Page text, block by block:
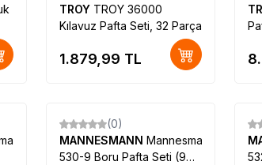
TROY TROY 36000
Kılavuz Pafta Seti, 32 Parça
1.879,99 TL
(0)
MANNESMANN Mannesmann
530-9 Boru Pafta Seti (9